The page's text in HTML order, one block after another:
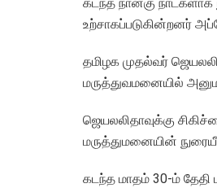
கடந்த நான்கு
உற்சாகப்படுகின்றனர்
தமிழக முதல்வர்
மருத்துவமனையில்
ஜெயலலிதாவுக்கு
மருத்துமனையின்
கடந்த மாதம் 30-ம் தேதி